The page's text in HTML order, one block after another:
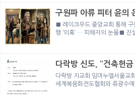
구원파 아류 피터 윤의
■ 레이크우드 중앙교회 통해 구
행 ‘의혹’ … 피해자의 눈물■ 진
다락방 신도, “건축헌
다락방 지교회 임마누엘서울교
세계복음화전도협회와 류광수